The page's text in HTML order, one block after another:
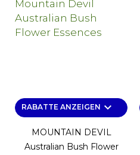
RABATTE ANZEIGEN keyboard_arrow_down
MOUNTAIN DEVIL
Australian Bush Flower